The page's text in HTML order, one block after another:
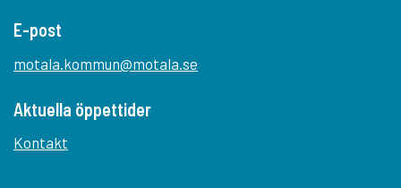
E-post
motala.kommun@motala.se
Aktuella öppettider
Kontakt